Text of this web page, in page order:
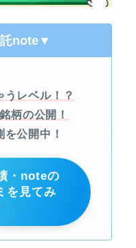
note▼
うレベル！？
柄の公開！
を公開中！
・noteの
を見てみ